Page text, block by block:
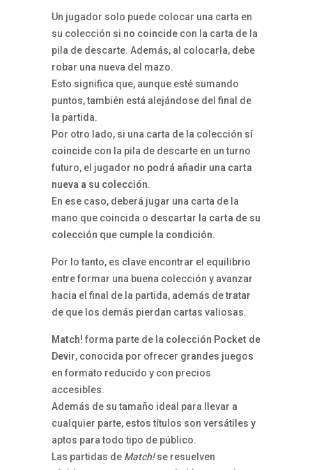
Un jugador solo puede colocar una carta en
su colección si no coincide con la carta de la
pila de descarte. Además, al colocarla, debe
robar una nueva del mazo.
Esto significa que, aunque esté sumando
puntos, también está alejándose del final de
la partida.
Por otro lado, si una carta de la colección sí
coincide con la pila de descarte en un turno
futuro, el jugador no podrá añadir una carta
nueva a su colección.
En ese caso, deberá jugar una carta de la
mano que coincida o descartar la carta de su
colección que cumple la condición.
Por lo tanto, es clave encontrar el equilibrio
entre formar una buena colección y avanzar
hacia el final de la partida, además de tratar
de que los demás pierdan cartas valiosas.
Match! forma parte de la colección Pocket de
Devir, conocida por ofrecer grandes juegos
en formato reducido y con precios
accesibles.
Además de su tamaño ideal para llevar a
cualquier parte, estos títulos son versátiles y
aptos para todo tipo de público.
Las partidas de Match!se resuelven